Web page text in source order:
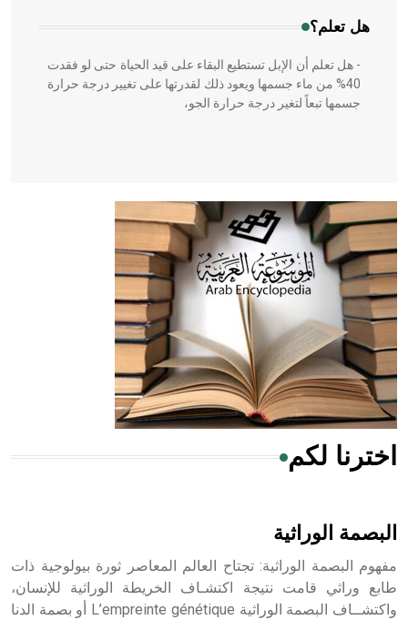
هل تعلم؟
- هل تعلم أن الإبل تستطيع البقاء على قيد الحياة حتى لو فقدت
40% من ماء جسمها ويعود ذلك لقدرتها على تغيير درجة حرارة
جسمها تبعاً لتغير درجة حرارة الجو،
- هل تعلم أن أبقراط كتب في الطب أربعة مؤلفات هي:
الحكم، الأدلة، تنظيم التغذية، ورسالته في جروح الرأس. ويعود
له الفضل بأنه حرر الطب من الدين والفلسفة.
- هل تعلم أن المرجان إفراز حيواني يتكون في البحر ويتركب
من مادة كربونات الكلسيوم، وهو أحمر أو شديد الحمرة وهو
أجود أنواعه، ويمتاز بكبر الحجم ويسمى الش
هل تعلم أن الأبسيد كلمة فرنسية اللفظ تم اعتمادها مصطلحاً
- هل تعلم أن أبجر Abgar اسم معروف جيداً يعود إلى عدد من
اخترنا لكم
البصمة الوراثية
مفهوم البصمة الوراثية: تجتاح العالم المعاصر ثورة بيولوجية ذات
طابع وراثي قامت نتيجة اكتشـاف الخريطة الوراثية للإنسان،
واكتشــاف البصمة الوراثية L’empreinte génétique أو بصمة الدنا